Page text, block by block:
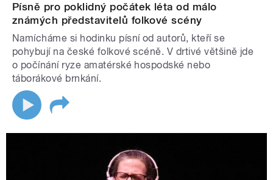
Písně pro poklidný počátek léta od málo
známých představitelů folkové scény
Namícháme si hodinku písní od autorů, kteří se
pohybují na české folkové scéně. V drtivé většině jde
o počínání ryze amatérské hospodské nebo
táborákové brnkání.